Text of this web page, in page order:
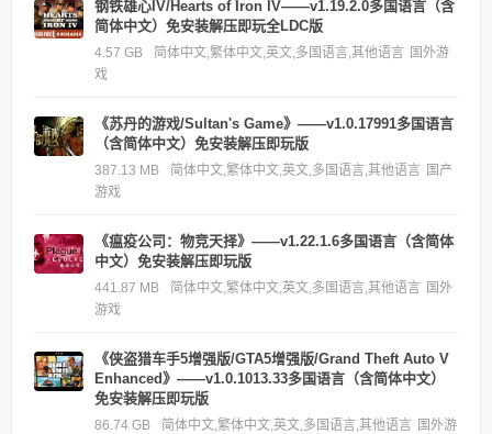
钢铁雄心IV/Hearts of Iron IV——v1.19.2.0多国语言（含
简体中文）免安装解压即玩全LDC版
4.57 GB 简体中文,繁体中文,英文,多国语言,其他语言 国外游
戏
《苏丹的游戏/Sultan's Game》——v1.0.17991多国语言
（含简体中文）免安装解压即玩版
387.13 MB 简体中文,繁体中文,英文,多国语言,其他语言 国产
游戏
《瘟疫公司：物竞天择》——v1.22.1.6多国语言（含简体
中文）免安装解压即玩版
441.87 MB 简体中文,繁体中文,英文,多国语言,其他语言 国外
游戏
《侠盗猎车手5增强版/GTA5增强版/Grand Theft Auto V
Enhanced》——v1.0.1013.33多国语言（含简体中文）
免安装解压即玩版
86.74 GB 简体中文,繁体中文,英文,多国语言,其他语言 国外游